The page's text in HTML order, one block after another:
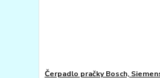
Čerpadlo pračky Bosch,